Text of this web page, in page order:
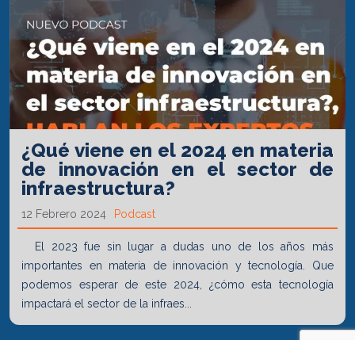
¿Qué viene en el 2024 en materia
de innovación en el sector de
infraestructura?
12 Febrero 2024 Podcast
El 2023 fue sin lugar a dudas uno de los años más
importantes en materia de innovación y tecnología. Que
podemos esperar de este 2024, ¿cómo esta tecnología
impactará el sector de la infraes...